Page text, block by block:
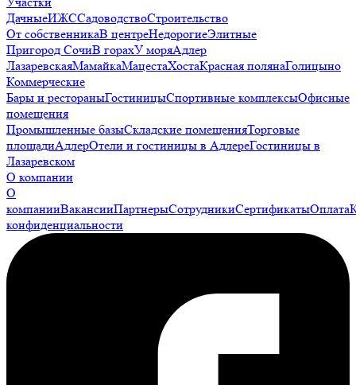
ДачныеИЖССадоводствоСтроительство
От собственникаВ центреНедорогиеЭлитные
Пригород СочиВ горахУ моряАдлер
ЛазаревскаяМамайкаМацестаХостаКрасная полянаГолицыно
Коммерческие
Бары и рестораныГостиницыСпортивные комплексыОфисные
помещения
Промышленные базыСкладские помещенияТорговые
площадиАдлерОтели и гостиницы в АдлереГостиницы в
Лазаревском
О компании
О
компанииВакансииПартнерыСотрудникиСертификатыОплата
конфиденциальности